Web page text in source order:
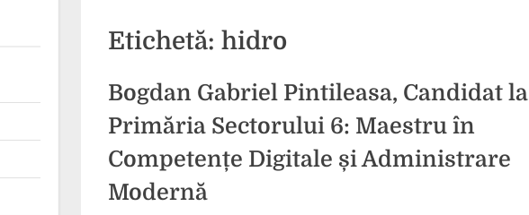
Etichetă: hidro
Bogdan Gabriel Pintileasa, Candidat la
Primăria Sectorului 6: Maestru în
Competențe Digitale și Administrare
Modernă